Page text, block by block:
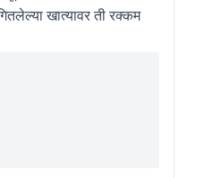
खात्यावर ती रक्कम